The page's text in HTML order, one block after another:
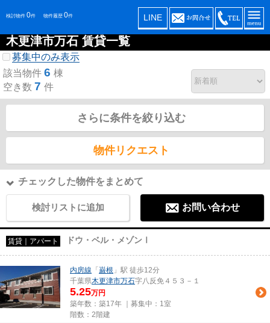
検討物件 0件 物件履歴 0件 LINE
木更津市万石 賃貸一覧
募集中のみ表示
該当物件 6 棟
空き数 7 件
さらに条件を絞り込む
物件リクエスト
チェックした物件をまとめて
検討リストに追加 お問い合わせ
賃貸｜アパート ドウ・ベル・メゾンⅠ
内房線 「 巌根 」駅 徒歩12分
千葉県木更津市万石字八反免４５３－１
5.25万円
築年数：築17年 ｜募集中： 1室
階数：2階建